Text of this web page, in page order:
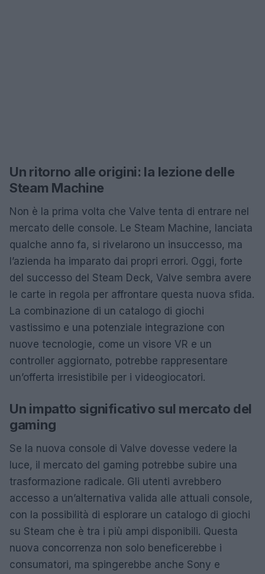
Un ritorno alle origini: la lezione delle
Steam Machine
Non è la prima volta che Valve tenta di entrare nel
mercato delle console. Le Steam Machine, lanciata
qualche anno fa, si rivelarono un insuccesso, ma
l’azienda ha imparato dai propri errori. Oggi, forte
del successo del Steam Deck, Valve sembra avere
le carte in regola per affrontare questa nuova sfida.
La combinazione di un catalogo di giochi
vastissimo e una potenziale integrazione con
nuove tecnologie, come un visore VR e un
controller aggiornato, potrebbe rappresentare
un’offerta irresistibile per i videogiocatori.
Un impatto significativo sul mercato del
gaming
Se la nuova console di Valve dovesse vedere la
luce, il mercato del gaming potrebbe subire una
trasformazione radicale. Gli utenti avrebbero
accesso a un’alternativa valida alle attuali console,
con la possibilità di esplorare un catalogo di giochi
su Steam che è tra i più ampi disponibili. Questa
nuova concorrenza non solo beneficerebbe i
consumatori, ma spingerebbe anche Sony e